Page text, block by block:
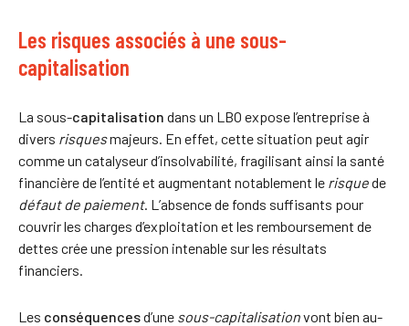
Les risques associés à une sous-
capitalisation
La sous-capitalisation dans un LBO expose l’entreprise à
divers risquesmajeurs. En effet, cette situation peut agir
comme un catalyseur d’insolvabilité, fragilisant ainsi la santé
financière de l’entité et augmentant notablement le risquede
défaut de paiement. L’absence de fonds suffisants pour
couvrir les charges d’exploitation et les remboursement de
dettes crée une pression intenable sur les résultats
financiers.
Les conséquencesd’une sous-capitalisationvont bien au-